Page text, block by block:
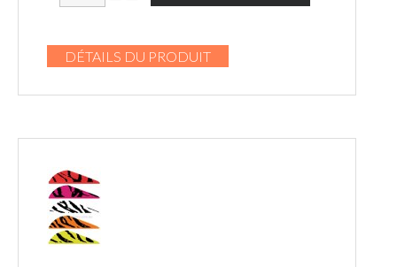
DÉTAILS DU PRODUIT